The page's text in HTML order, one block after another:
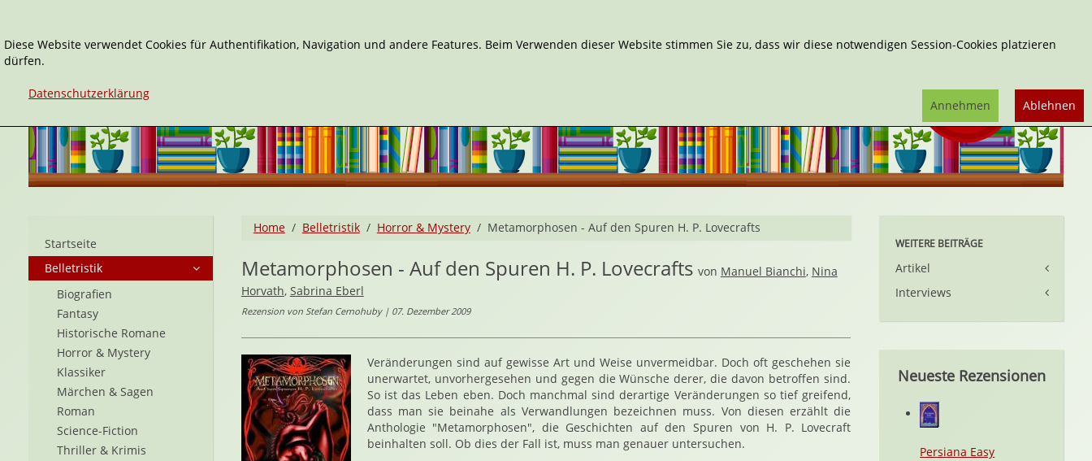
Home Belletristik Horror & Mystery Metamorphosen - Auf den Spuren H. P. Lovecrafts
Metamorphosen - Auf den Spuren H. P. Lovecrafts von Manuel Bianchi, Nina
Horvath, Sabrina Eberl
Rezension von Stefan Cernohuby | 07. Dezember 2009
Veränderungen sind auf gewisse Art und Weise unvermeidbar. Doch oft geschehen sie
unerwartet, unvorhergesehen und gegen die Wünsche derer, die davon betroffen sind.
So ist das Leben eben. Doch manchmal sind derartige Veränderungen so tief greifend,
dass man sie beinahe als Verwandlungen bezeichnen muss. Von diesen erzählt die
Anthologie "Metamorphosen", die Geschichten auf den Spuren von H. P. Lovecraft
beinhalten soll. Ob dies der Fall ist, muss man genauer untersuchen.
Startseite
Belletristik
Biografien
Fantasy
Historische Romane
Horror & Mystery
Klassiker
Märchen & Sagen
Roman
Science-Fiction
Thriller & Krimis
WEITERE BEITRÄGE
Artikel
Interviews
Neueste Rezensionen
Persiana Easy
Diese Website verwendet Cookies für Authentifikation, Navigation und andere Features. Beim Verwenden dieser Website stimmen Sie zu, dass wir diese notwendigen Session-Cookies platzieren
dürfen.
Datenschutzerklärung
Ablehnen
Annehmen